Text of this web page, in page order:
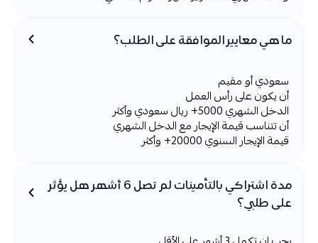
ما هي معايير الموافقة على الطلب؟
سعودي أو مقيم
أن يكون على رأس العمل
الدخل الشهري 5000+ ريال سعودي وأكثر
أن تتناسب قيمة الإيجار مع الدخل الشهري
قيمة الإيجار السنوي 20000+ وأكثر
مدة اشتراكي بالتأمينات لم تصل 6 أشهر هل يؤثر
على طلبي؟